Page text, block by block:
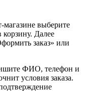
выберите
корзину. Далее
заказ» или
ФИО, телефон и
условия заказа.